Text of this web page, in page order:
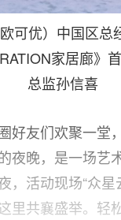
可优）中国区总
家居廊》
总监孙信喜
好友们欢聚一堂
夜晚，是一场艺
，活动现场“众星
里共襄盛举。轻